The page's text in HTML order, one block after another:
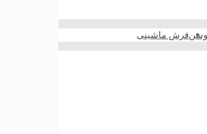
فرش ماشینی